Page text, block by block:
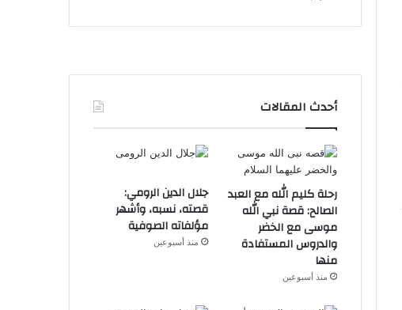
أحدث المقالات
رحلة كليم الله مع العبد
الصالح: قصة نبي الله
موسى مع الخضر
والدروس المستفادة
منها
منذ أسبوعين
جلال الدين الرومي:
قصته، نسبه، وأشهر
مؤلفاته الصوفية
منذ أسبوعين